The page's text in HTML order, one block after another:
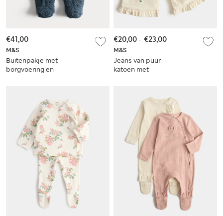
M&S
Buitenpakje met
borgvoering en
€41,00
M&S
Jeans van puur
katoen met
€20,00- €23,00